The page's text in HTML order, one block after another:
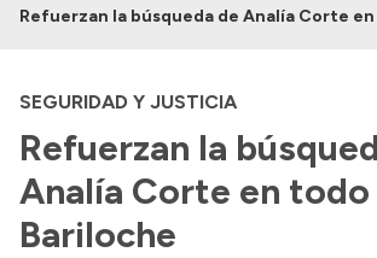
Delegaciones
Normativa
Refuerzan la búsqueda de Analía Corte
SEGURIDAD Y JUSTICIA
Refuerzan la
Analía Corte en todo
Bariloche